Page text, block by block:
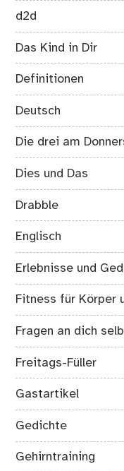
d2d
Das Kind in Dir
Definitionen
Deutsch
Die drei am
Dies und Das
Drabble
Englisch
Erlebnisse und
Fitness für Körper
Fragen an dich
Freitags-Füller
Gastartikel
Gedichte
Gehirntraining